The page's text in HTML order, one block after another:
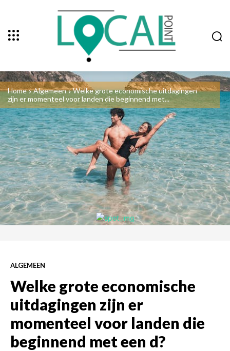
Home Algemeen
Welke grote economische uitdagingen
zijn er momenteel voor landen die beginnend met...
ALGEMEEN
Welke grote economische
uitdagingen zijn er
momenteel voor landen die
beginnend met een d?